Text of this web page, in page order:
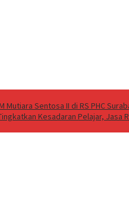
Mutiara Sentosa II di RS PHC
Kesadaran Pelajar, Jasa